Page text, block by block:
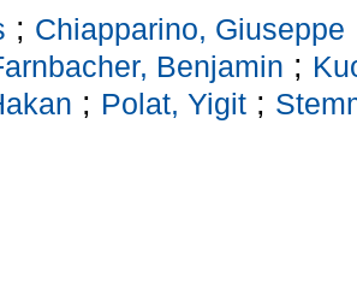
; Chiapparino, Giuseppe
Benjamin ;
; Polat, Yigit ;